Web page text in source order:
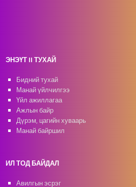
ЭНЭҮТ II ТУХАЙ
Бидний тухай
Манай үйлчилгээ
Үйл ажиллагаа
Ажлын байр
Дүрэм, цагийн хуваарь
Манай байршил
ИЛ ТОД БАЙДАЛ
Авилгын эсрэг